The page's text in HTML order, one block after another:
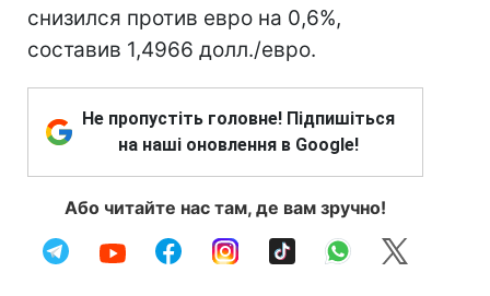
снизился против евро на 0,6%,
составив 1,4966 долл./евро.
Не пропустіть головне! Підпишіться
на наші оновлення в Google!
Або читайте нас там, де вам зручно!